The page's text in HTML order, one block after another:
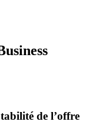
de l’offre